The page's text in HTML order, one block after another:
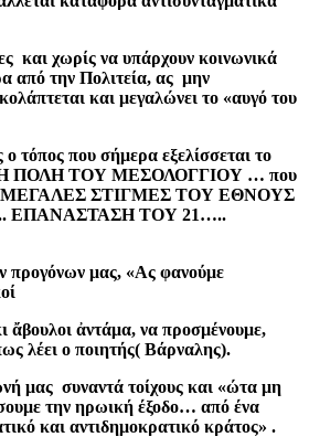
και χωρίς να υπάρχουν κοινωνικά
από την Πολιτεία, ας μην
και μεγαλώνει το «αυγό του
τόπος που σήμερα εξελίσσεται το
ΠΟΛΗ ΤΟΥ ΜΕΣΟΛΟΓΓΙΟΥ … που
ΜΕΓΑΛΕΣ ΣΤΙΓΜΕΣ ΤΟΥ ΕΘΝΟΥΣ
ΕΠΑΝΑΣΤΑΣΗ ΤΟΥ 21…..
προγόνων μας, «Ας φανούμε
ἄβουλοι ἀντάμα, να προσμένουμε,
λέει ο ποιητής( Βάρναλης).
μας συναντά τοίχους και «ώτα μη
την ηρωική έξοδο… από ένα
και αντιδημοκρατικό κράτος» .